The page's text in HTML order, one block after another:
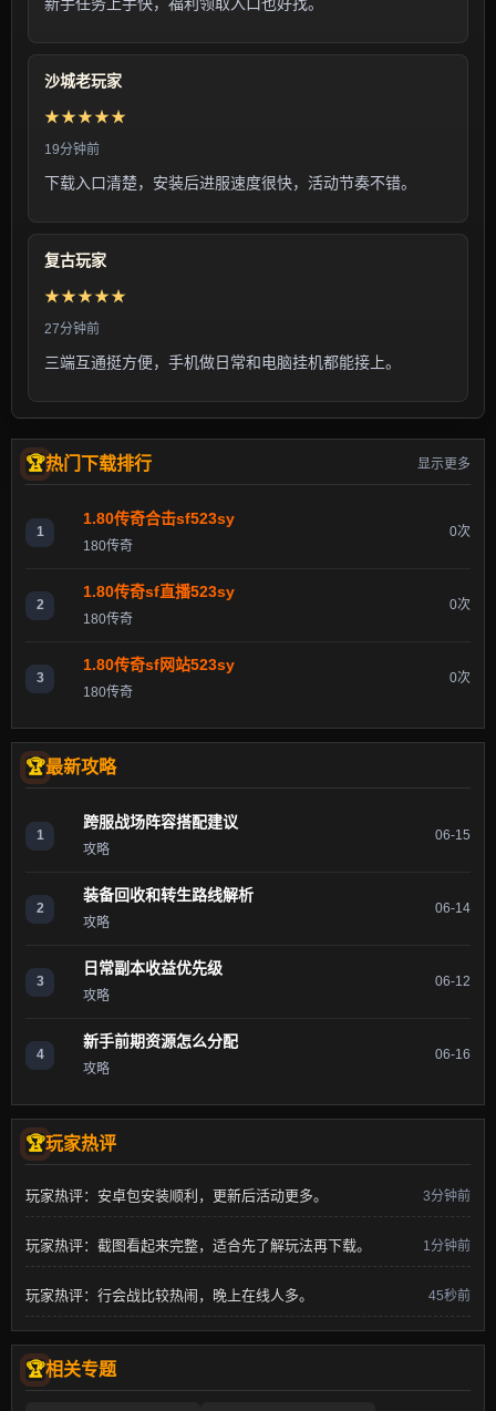
沙城老玩家
★★★★★
19分钟前
下载入口清楚，安装后进服速度很快，活动节奏不错。
复古玩家
★★★★★
27分钟前
三端互通挺方便，手机做日常和电脑挂机都能接上。
热门下载排行 显示更多
1
1.80传奇合击sf523sy
180传奇
0次
2
1.80传奇sf直播523sy
180传奇
0次
3
1.80传奇sf网站523sy
180传奇
0次
最新攻略
1
跨服战场阵容搭配建议
攻略
06-15
2
装备回收和转生路线解析
攻略
06-14
3
日常副本收益优先级
攻略
06-12
4
新手前期资源怎么分配
攻略
06-16
玩家热评
玩家热评：安卓包安装顺利，更新后活动更多。 3分钟前
玩家热评：截图看起来完整，适合先了解玩法再下载。 1分钟前
玩家热评：行会战比较热闹，晚上在线人多。 45秒前
相关专题